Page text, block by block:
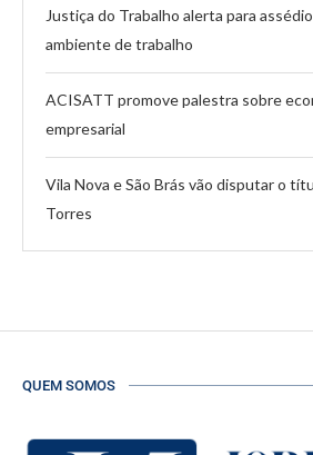
Justiça do Trabalho alerta para
ambiente de trabalho
ACISATT promove palestra sobre
empresarial
Vila Nova e São Brás vão disputar o
Torres
QUEM SOMOS